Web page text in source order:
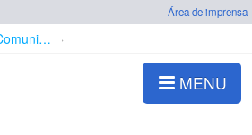
Área de imprensa
Comunicação
MENU